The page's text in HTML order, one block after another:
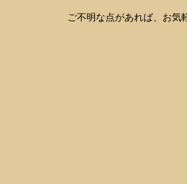
ご不明な点があれば、お気